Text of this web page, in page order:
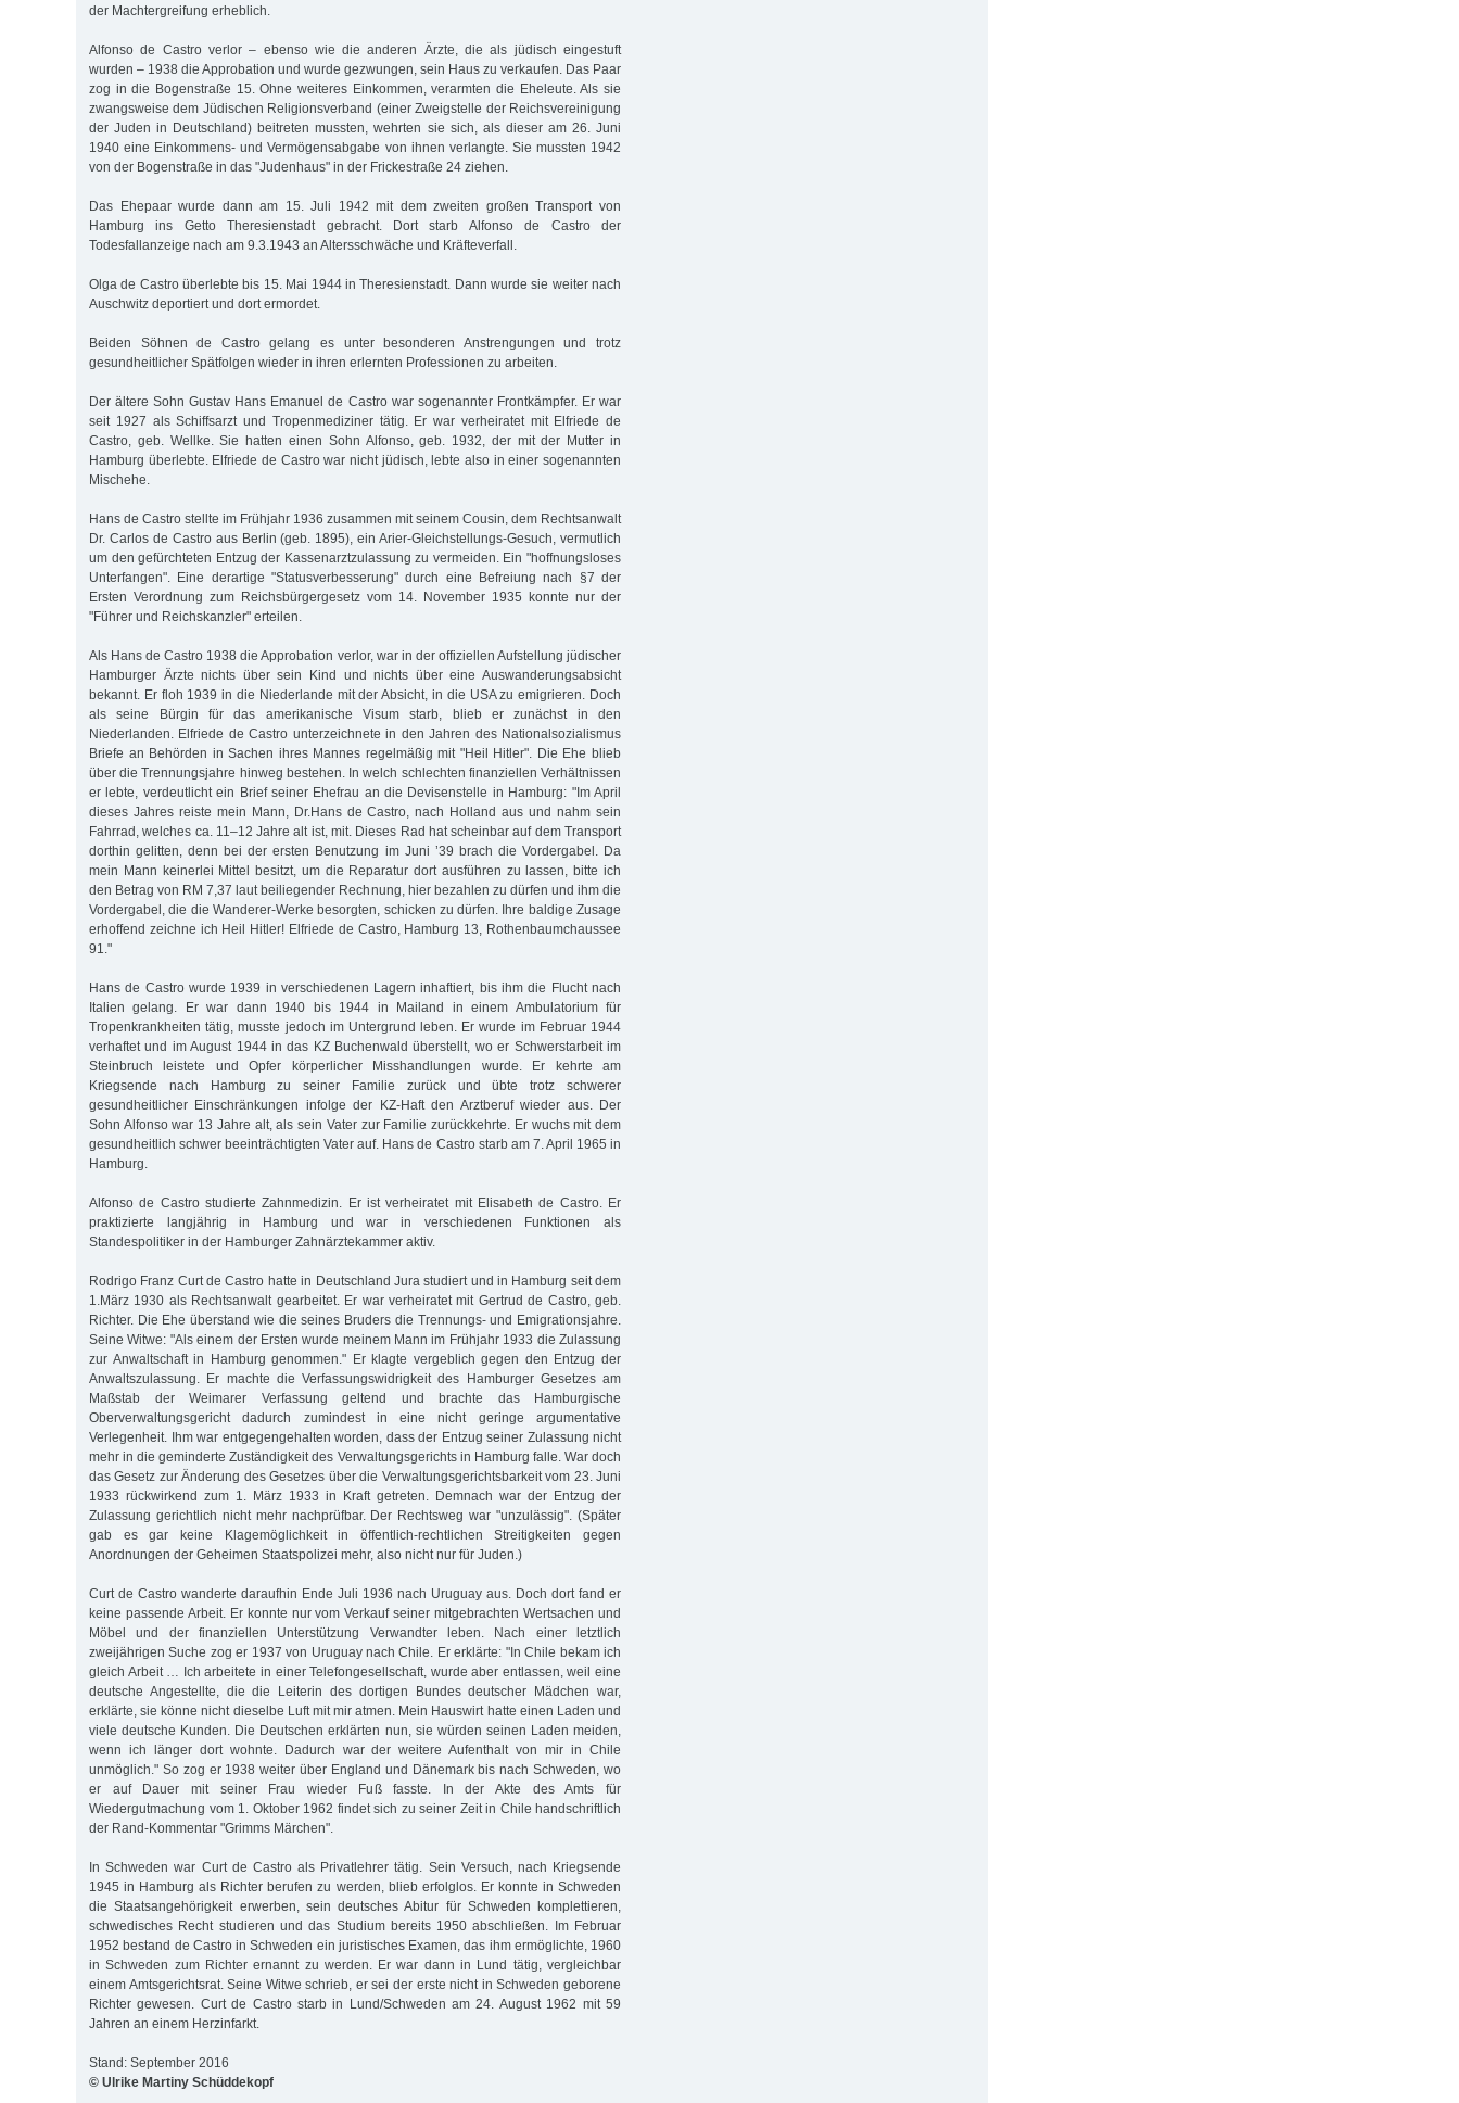
der Machtergreifung erheblich.
Alfonso de Castro verlor – ebenso wie die anderen Ärzte, die als jüdisch eingestuft
wurden – 1938 die Approbation und wurde gezwungen, sein Haus zu verkaufen. Das Paar
zog in die Bogenstraße 15. Ohne weiteres Einkommen, verarmten die Eheleute. Als sie
zwangsweise dem Jüdischen Religionsverband (einer Zweigstelle der Reichsvereinigung
der Juden in Deutschland) beitreten mussten, wehrten sie sich, als dieser am 26. Juni
1940 eine Einkommens- und Vermögensabgabe von ihnen verlangte. Sie mussten 1942
von der Bogenstraße in das "Judenhaus" in der Frickestraße 24 ziehen.
Das Ehepaar wurde dann am 15. Juli 1942 mit dem zweiten großen Transport von
Hamburg ins Getto Theresienstadt gebracht. Dort starb Alfonso de Castro der
Todesfallanzeige nach am 9.3.1943 an Altersschwäche und Kräfteverfall.
Olga de Castro überlebte bis 15. Mai 1944 in Theresienstadt. Dann wurde sie weiter nach
Auschwitz deportiert und dort ermordet.
Beiden Söhnen de Castro gelang es unter besonderen Anstrengungen und trotz
gesundheitlicher Spätfolgen wieder in ihren erlernten Professionen zu arbeiten.
Der ältere Sohn Gustav Hans Emanuel de Castro war sogenannter Frontkämpfer. Er war
seit 1927 als Schiffsarzt und Tropenmediziner tätig. Er war verheiratet mit Elfriede de
Castro, geb. Wellke. Sie hatten einen Sohn Alfonso, geb. 1932, der mit der Mutter in
Hamburg überlebte. Elfriede de Castro war nicht jüdisch, lebte also in einer sogenannten
Mischehe.
Hans de Castro stellte im Frühjahr 1936 zusammen mit seinem Cousin, dem Rechtsanwalt
Dr. Carlos de Castro aus Berlin (geb. 1895), ein Arier-Gleichstellungs-Gesuch, vermutlich
um den gefürchteten Entzug der Kassenarztzulassung zu vermeiden. Ein "hoffnungsloses
Unterfangen". Eine derartige "Statusverbesserung" durch eine Befreiung nach §7 der
Ersten Verordnung zum Reichsbürgergesetz vom 14. November 1935 konnte nur der
"Führer und Reichskanzler" erteilen.
Als Hans de Castro 1938 die Approbation verlor, war in der offiziellen Aufstellung jüdischer
Hamburger Ärzte nichts über sein Kind und nichts über eine Auswanderungsabsicht
bekannt. Er floh 1939 in die Niederlande mit der Absicht, in die USA zu emigrieren. Doch
als seine Bürgin für das amerikanische Visum starb, blieb er zunächst in den
Niederlanden. Elfriede de Castro unterzeichnete in den Jahren des Nationalsozialismus
Briefe an Behörden in Sachen ihres Mannes regelmäßig mit "Heil Hitler". Die Ehe blieb
über die Trennungsjahre hinweg bestehen. In welch schlechten finanziellen Verhältnissen
er lebte, verdeutlicht ein Brief seiner Ehefrau an die Devisenstelle in Hamburg: "Im April
dieses Jahres reiste mein Mann, Dr.Hans de Castro, nach Holland aus und nahm sein
Fahrrad, welches ca. 11–12 Jahre alt ist, mit. Dieses Rad hat scheinbar auf dem Transport
dorthin gelitten, denn bei der ersten Benutzung im Juni ’39 brach die Vordergabel. Da
mein Mann keinerlei Mittel besitzt, um die Reparatur dort ausführen zu lassen, bitte ich
den Betrag von RM 7,37 laut beiliegender Rechnung, hier bezahlen zu dürfen und ihm die
Vordergabel, die die Wanderer-Werke besorgten, schicken zu dürfen. Ihre baldige Zusage
erhoffend zeichne ich Heil Hitler! Elfriede de Castro, Hamburg 13, Rothenbaumchaussee
91."
Hans de Castro wurde 1939 in verschiedenen Lagern inhaftiert, bis ihm die Flucht nach
Italien gelang. Er war dann 1940 bis 1944 in Mailand in einem Ambulatorium für
Tropenkrankheiten tätig, musste jedoch im Untergrund leben. Er wurde im Februar 1944
verhaftet und im August 1944 in das KZ Buchenwald überstellt, wo er Schwerstarbeit im
Steinbruch leistete und Opfer körperlicher Misshandlungen wurde. Er kehrte am
Kriegsende nach Hamburg zu seiner Familie zurück und übte trotz schwerer
gesundheitlicher Einschränkungen infolge der KZ-Haft den Arztberuf wieder aus. Der
Sohn Alfonso war 13 Jahre alt, als sein Vater zur Familie zurückkehrte. Er wuchs mit dem
gesundheitlich schwer beeinträchtigten Vater auf. Hans de Castro starb am 7. April 1965 in
Hamburg.
Alfonso de Castro studierte Zahnmedizin. Er ist verheiratet mit Elisabeth de Castro. Er
praktizierte langjährig in Hamburg und war in verschiedenen Funktionen als
Standespolitiker in der Hamburger Zahnärztekammer aktiv.
Rodrigo Franz Curt de Castro hatte in Deutschland Jura studiert und in Hamburg seit dem
1.März 1930 als Rechtsanwalt gearbeitet. Er war verheiratet mit Gertrud de Castro, geb.
Richter. Die Ehe überstand wie die seines Bruders die Trennungs- und Emigrationsjahre.
Seine Witwe: "Als einem der Ersten wurde meinem Mann im Frühjahr 1933 die Zulassung
zur Anwaltschaft in Hamburg genommen." Er klagte vergeblich gegen den Entzug der
Anwaltszulassung. Er machte die Verfassungswidrigkeit des Hamburger Gesetzes am
Maßstab der Weimarer Verfassung geltend und brachte das Hamburgische
Oberverwaltungsgericht dadurch zumindest in eine nicht geringe argumentative
Verlegenheit. Ihm war entgegengehalten worden, dass der Entzug seiner Zulassung nicht
mehr in die geminderte Zuständigkeit des Verwaltungsgerichts in Hamburg falle. War doch
das Gesetz zur Änderung des Gesetzes über die Verwaltungsgerichtsbarkeit vom 23. Juni
1933 rückwirkend zum 1. März 1933 in Kraft getreten. Demnach war der Entzug der
Zulassung gerichtlich nicht mehr nachprüfbar. Der Rechtsweg war "unzulässig". (Später
gab es gar keine Klagemöglichkeit in öffentlich-rechtlichen Streitigkeiten gegen
Anordnungen der Geheimen Staatspolizei mehr, also nicht nur für Juden.)
Curt de Castro wanderte daraufhin Ende Juli 1936 nach Uruguay aus. Doch dort fand er
keine passende Arbeit. Er konnte nur vom Verkauf seiner mitgebrachten Wertsachen und
Möbel und der finanziellen Unterstützung Verwandter leben. Nach einer letztlich
zweijährigen Suche zog er 1937 von Uruguay nach Chile. Er erklärte: "In Chile bekam ich
gleich Arbeit … Ich arbeitete in einer Telefongesellschaft, wurde aber entlassen, weil eine
deutsche Angestellte, die die Leiterin des dortigen Bundes deutscher Mädchen war,
erklärte, sie könne nicht dieselbe Luft mit mir atmen. Mein Hauswirt hatte einen Laden und
viele deutsche Kunden. Die Deutschen erklärten nun, sie würden seinen Laden meiden,
wenn ich länger dort wohnte. Dadurch war der weitere Aufenthalt von mir in Chile
unmöglich." So zog er 1938 weiter über England und Dänemark bis nach Schweden, wo
er auf Dauer mit seiner Frau wieder Fuß fasste. In der Akte des Amts für
Wiedergutmachung vom 1. Oktober 1962 findet sich zu seiner Zeit in Chile handschriftlich
der Rand-Kommentar "Grimms Märchen".
In Schweden war Curt de Castro als Privatlehrer tätig. Sein Versuch, nach Kriegsende
1945 in Hamburg als Richter berufen zu werden, blieb erfolglos. Er konnte in Schweden
die Staatsangehörigkeit erwerben, sein deutsches Abitur für Schweden komplettieren,
schwedisches Recht studieren und das Studium bereits 1950 abschließen. Im Februar
1952 bestand de Castro in Schweden ein juristisches Examen, das ihm ermöglichte, 1960
in Schweden zum Richter ernannt zu werden. Er war dann in Lund tätig, vergleichbar
einem Amtsgerichtsrat. Seine Witwe schrieb, er sei der erste nicht in Schweden geborene
Richter gewesen. Curt de Castro starb in Lund/Schweden am 24. August 1962 mit 59
Jahren an einem Herzinfarkt.
Stand: September 2016
© Ulrike Martiny Schüddekopf